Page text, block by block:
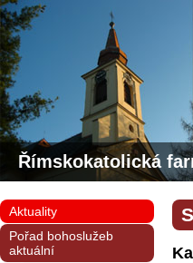
Římskokatolická
Aktuality
Pořad bohoslužeb
aktuální